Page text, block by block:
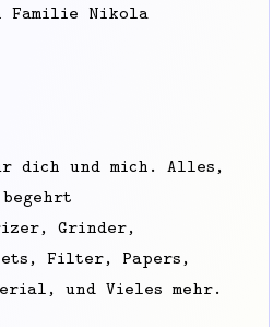
Familie Nikola
dich und mich. Alles,
Grinder,
Filter, Papers,
und Vieles mehr.